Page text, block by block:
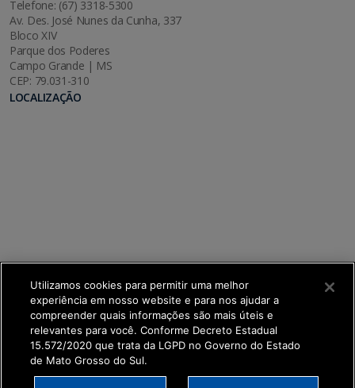
Telefone: (67) 3318-5300
Av. Des. José Nunes da Cunha, 337
Bloco XIV
Parque dos Poderes
Campo Grande | MS
CEP: 79.031-310
LOCALIZAÇÃO
SETDIG | Secretaria-Executiva de Transformação
Utilizamos cookies para permitir uma melhor
experiência em nosso website e para nos ajudar a
compreender quais informações são mais úteis e
relevantes para você. Conforme Decreto Estadual
15.572/2020 que trata da LGPD no Governo do Estado
de Mato Grosso do Sul.